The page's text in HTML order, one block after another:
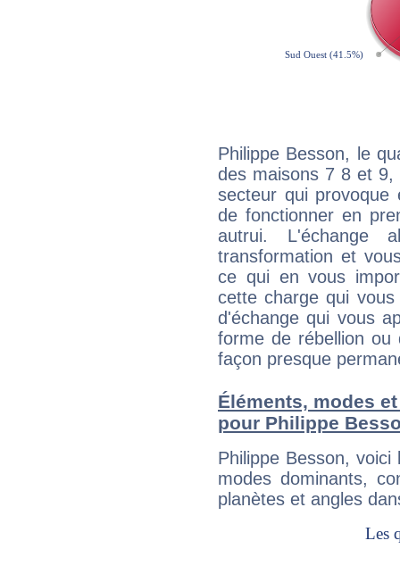
Philippe Besson, le
des maisons 7 8 et
secteur qui provoque
de fonctionner en
autrui. L'échange
transformation et
ce qui en vous
cette charge qui
d'échange qui vous
forme de rébellion ou
façon presque
Éléments, modes
pour Philippe
Philippe Besson,
modes dominants,
planètes et angles